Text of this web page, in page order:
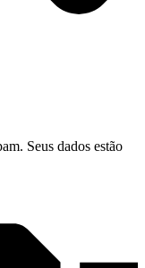
Seus dados estão